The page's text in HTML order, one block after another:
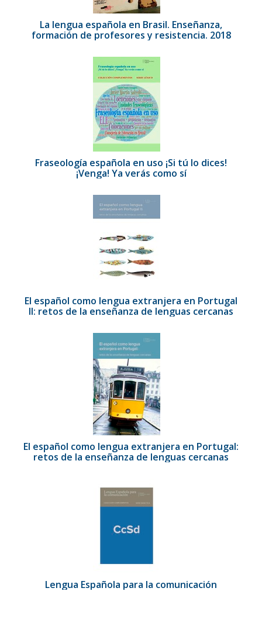
La lengua española en Brasil. Enseñanza,
formación de profesores y resistencia. 2018
Fraseología española en uso ¡Si tú lo dices!
¡Venga! Ya verás como sí
El español como lengua extranjera en Portugal
II: retos de la enseñanza de lenguas cercanas
El español como lengua extranjera en Portugal:
retos de la enseñanza de lenguas cercanas
Lengua Española para la comunicación